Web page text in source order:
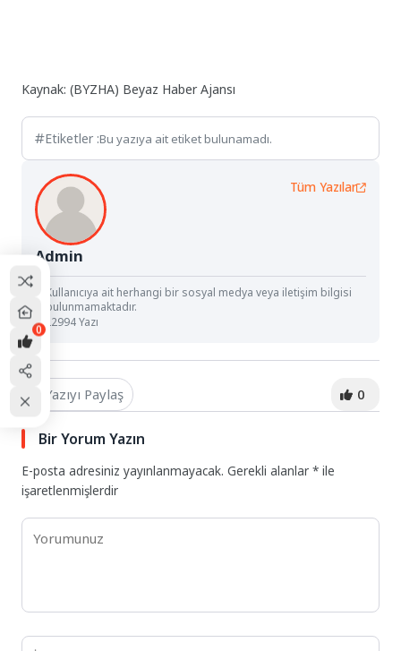
Kaynak: (BYZHA) Beyaz Haber Ajansı
Etiketler :Bu yazıya ait etiket bulunamadı.
Admin
Tüm Yazılar
Kullanıcıya ait herhangi bir sosyal medya veya iletişim bilgisi
bulunmamaktadır.
22994 Yazı
Yazıyı Paylaş 0
Bir Yorum Yazın
E-posta adresiniz yayınlanmayacak. Gerekli alanlar* ile
işaretlenmişlerdir
0